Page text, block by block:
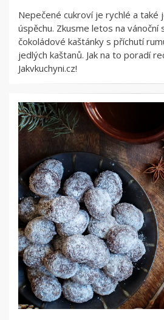
Nepečené cukroví je rychlé a také
úspěchu. Zkusme letos na
čokoládové kaštánky s příchutí
jedlých kaštanů. Jak na to poradí
Jakvkuchyni.cz!